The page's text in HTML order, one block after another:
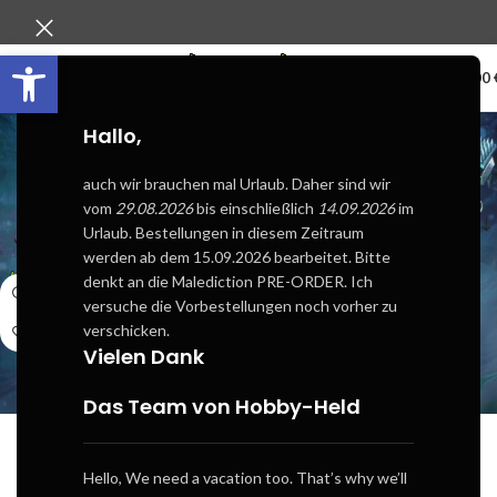
Hallo,
auch wir brauchen mal Urlaub. Daher sind wir
vom 29.08.2026bis einschließlich 14.09.2026im
Urlaub. Bestellungen in diesem Zeitraum
werden ab dem 15.09.2026 bearbeitet. Bitte
denkt an die Malediction PRE-ORDER. Ich
versuche die Vorbestellungen noch vorher zu
verschicken.
Vielen Dank
Das Team von Hobby-Held
Hello, We need a vacation too. That’s why we’ll
Werkzeugleiste öffnen
MENÜ 0,00
NPCs / Türme Modelle
(TEO)
Start The Exalted Ones NPCs / Türme Modelle (TEO)